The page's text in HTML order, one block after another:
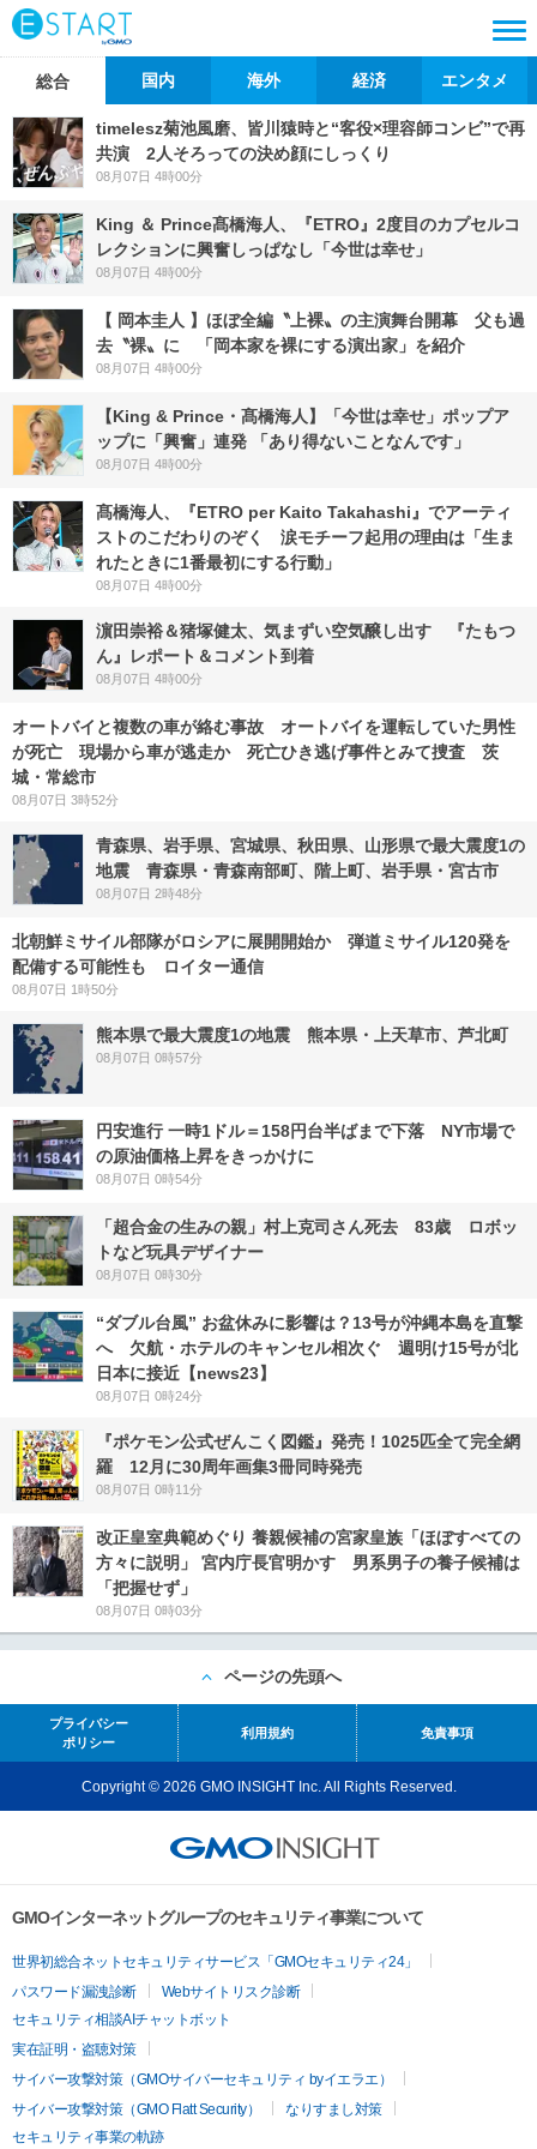
総合 国内 海外 経済 エンタメ
timelesz菊池風磨、皆川猿時と“客役×理容師コンビ”で再
共演 2人そろっての決め顔にしっくり
08月07日 4時00分
King ＆ Prince髙橋海人、『ETRO』2度目のカプセルコ
レクションに興奮しっぱなし「今世は幸せ」
08月07日 4時00分
【 岡本圭人 】ほぼ全編〝上裸〟の主演舞台開幕 父も過
去〝裸〟に 「岡本家を裸にする演出家」を紹介
08月07日 4時00分
【King & Prince・髙橋海人】「今世は幸せ」ポップア
ップに「興奮」連発 「あり得ないことなんです」
08月07日 4時00分
髙橋海人、『ETRO per Kaito Takahashi』でアーティ
ストのこだわりのぞく 涙モチーフ起用の理由は「生ま
れたときに1番最初にする行動」
08月07日 4時00分
濵田崇裕＆猪塚健太、気まずい空気醸し出す 『たもつ
ん』レポート＆コメント到着
08月07日 4時00分
オートバイと複数の車が絡む事故 オートバイを運転していた男性
が死亡 現場から車が逃走か 死亡ひき逃げ事件とみて捜査 茨
城・常総市
08月07日 3時52分
青森県、岩手県、宮城県、秋田県、山形県で最大震度1の
地震 青森県・青森南部町、階上町、岩手県・宮古市
08月07日 2時48分
北朝鮮ミサイル部隊がロシアに展開開始か 弾道ミサイル120発を
配備する可能性も ロイター通信
08月07日 1時50分
熊本県で最大震度1の地震 熊本県・上天草市、芦北町
08月07日 0時57分
円安進行 一時1ドル＝158円台半ばまで下落 NY市場で
の原油価格上昇をきっかけに
08月07日 0時54分
「超合金の生みの親」村上克司さん死去 83歳 ロボッ
トなど玩具デザイナー
08月07日 0時30分
“ダブル台風” お盆休みに影響は？13号が沖縄本島を直撃
へ 欠航・ホテルのキャンセル相次ぐ 週明け15号が北
日本に接近【news23】
08月07日 0時24分
『ポケモン公式ぜんこく図鑑』発売！1025匹全て完全網
羅 12月に30周年画集3冊同時発売
08月07日 0時11分
改正皇室典範めぐり 養親候補の宮家皇族「ほぼすべての
方々に説明」 宮内庁長官明かす 男系男子の養子候補は
「把握せず」
08月07日 0時03分
ページの先頭へ
プライバシー
ポリシー
利用規約 免責事項
Copyright © 2026 GMO INSIGHT Inc. All Rights Reserved.
GMOインターネットグループのセキュリティ事業について
世界初総合ネットセキュリティサービス「GMOセキュリティ24」
パスワード漏洩診断
Webサイトリスク診断
セキュリティ相談AIチャットボット
実在証明・盗聴対策
サイバー攻撃対策（GMOサイバーセキュリティ byイエラエ）
サイバー攻撃対策（GMO Flatt Security）
なりすまし対策
セキュリティ事業の軌跡